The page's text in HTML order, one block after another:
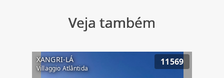
Veja também
XANGRI-LÁ
Villaggio Atlântida
11569